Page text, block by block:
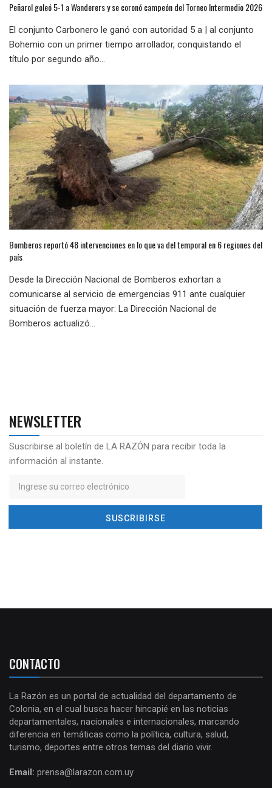
Peñarol goleó 5-1 a Wanderers y se coronó campeón del Torneo Intermedio 2026
El conjunto Carbonero le ganó con autoridad 5 a | al conjunto
Bohemio con un primer tiempo arrollador, conquistando el
título por segundo año...
Bomberos reportó 48 intervenciones en lo que va del temporal en 6 regiones del
país
Desde la Dirección Nacional de Bomberos exhortan a
comunicarse al servicio de emergencias 911 ante cualquier
situación de fuerza mayor: La Dirección Nacional de
Bomberos actualizó...
NEWSLETTER
Suscribirse al boletín de LA RAZÓN para recibir toda la
información al instante.
CONTACTO
La Razón es un portal de actualidad del departamento de
Colonia, en el cual busca hacer hincapié en las noticias
departamentales, nacionales e internacionales, marcando
diferencia en temáticas como la política, cultura, salud,
turismo, deportes entre otros temas del diario vivir.
Email: prensa@larazon.com.uy